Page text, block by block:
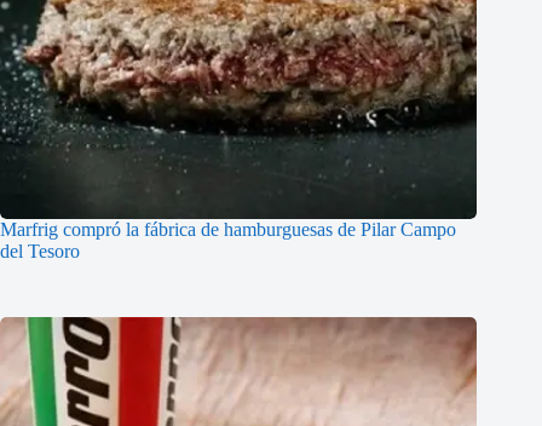
Marfrig compró la fábrica de hamburguesas de Pilar Campo
del Tesoro